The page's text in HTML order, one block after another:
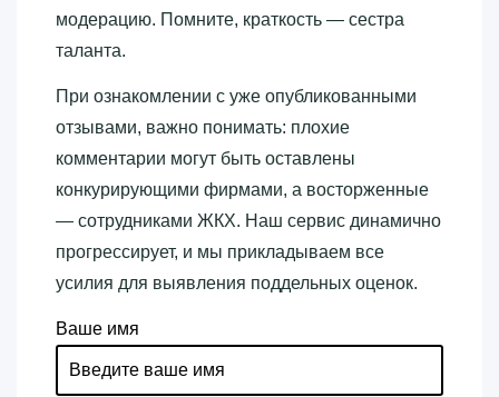
модерацию. Помните, краткость — сестра
таланта.
При ознакомлении с уже опубликованными
отзывами, важно понимать: плохие
комментарии могут быть оставлены
конкурирующими фирмами, а восторженные
— сотрудниками ЖКХ. Наш сервис динамично
прогрессирует, и мы прикладываем все
усилия для выявления поддельных оценок.
Ваше имя